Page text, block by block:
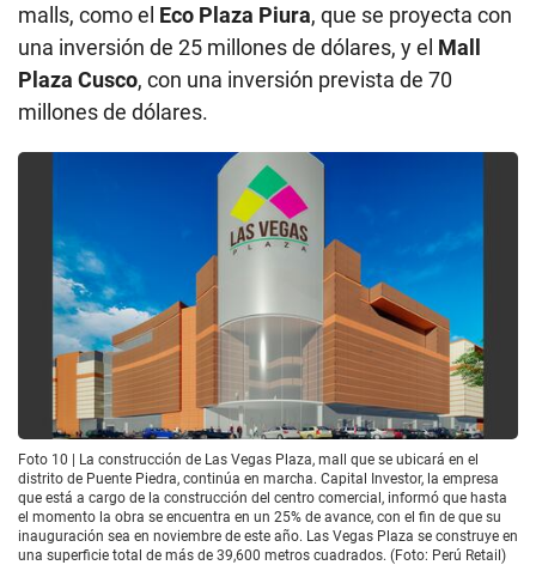
malls, como el Eco Plaza Piura, que se proyecta con
una inversión de 25 millones de dólares, y el Mall
Plaza Cusco, con una inversión prevista de 70
millones de dólares.
Foto 10 | La construcción de Las Vegas Plaza, mall que se ubicará en el
distrito de Puente Piedra, continúa en marcha. Capital Investor, la empresa
que está a cargo de la construcción del centro comercial, informó que hasta
el momento la obra se encuentra en un 25% de avance, con el fin de que su
inauguración sea en noviembre de este año. Las Vegas Plaza se construye en
una superficie total de más de 39,600 metros cuadrados. (Foto: Perú Retail)